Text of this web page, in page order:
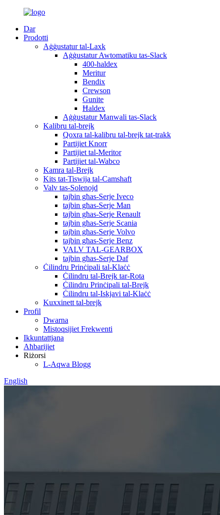
Dar
Prodotti
Aġġustatur tal-Laxk
Aġġustatur Awtomatiku tas-Slack
400-haldex
Meritur
Bendix
Crewson
Gunite
Ħaldex
Aġġustatur Manwali tas-Slack
Kalibru tal-brejk
Qoxra tal-kalibru tal-brejk tat-trakk
Partijiet Knorr
Partijiet tal-Meritor
Partijiet tal-Wabco
Kamra tal-Brejk
Kits tat-Tiswija tal-Camshaft
Valv tas-Solenojd
tajbin għas-Serje Iveco
tajbin għas-Serje Man
tajbin għas-Serje Renault
tajbin għas-Serje Scania
tajbin għas-Serje Volvo
tajbin għas-Serje Benz
VALV TAL-GEARBOX
tajbin għas-Serje Daf
Ċilindru Prinċipali tal-Klaċċ
Ċilindru tal-Brejk tar-Rota
Ċilindru Prinċipali tal-Brejk
Ċilindru tal-Iskjavi tal-Klaċċ
Kuxxinett tal-brejk
Profil
Dwarna
Mistoqsijiet Frekwenti
Ikkuntattjana
Aħbarijiet
Riżorsi
L-Aqwa Blogg
English